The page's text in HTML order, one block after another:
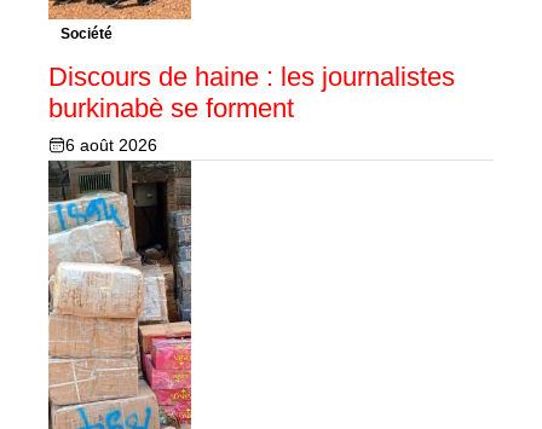
Société
Discours de haine : les journalistes
burkinabè se forment
6 août 2026